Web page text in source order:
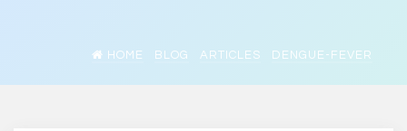
HOME BLOG ARTICLES DENGUE-FEVER